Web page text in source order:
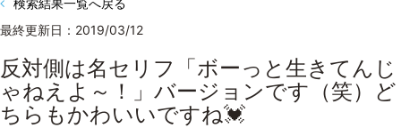
検索結果一覧へ戻る
最終更新日：2019/03/12
反対側は名セリフ「ボーっと生きてんじ
ゃねえよ～！」バージョンです（笑）ど
ちらもかわいいですね💓